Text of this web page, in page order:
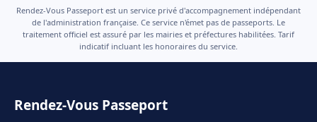
Rendez-Vous Passeport est un service privé d'accompagnement indépendant
de l'administration française. Ce service n'émet pas de passeports. Le
traitement officiel est assuré par les mairies et préfectures habilitées. Tarif
indicatif incluant les honoraires du service.
Rendez-Vous Passeport